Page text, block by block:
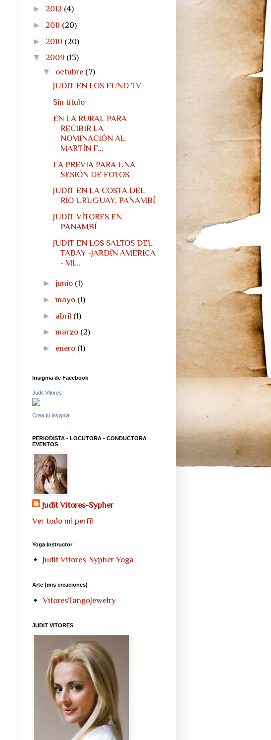
► 2012 (4)
► 2011 (20)
► 2010 (20)
▼ 2009 (13)
▼ octubre (7)
JUDIT EN LOS FUND TV
Sin título
EN LA RURAL PARA
RECIBIR LA
NOMINACIÓN AL
MARTÍN F...
LA PREVIA PARA UNA
SESIÓN DE FOTOS
JUDIT EN LA COSTA DEL
RÍO URUGUAY, PANAMBÍ
JUDIT VÍTORES EN
PANAMBÍ
JUDIT EN LOS SALTOS DEL
TABAY -JARDÍN AMÉRICA
- MI...
►junio (1)
►mayo (1)
► abril (1)
►marzo (2)
► enero (1)
Insignia de Facebook
Judit Vitores
Crea tu insignia
PERIODISTA - LOCUTORA - CONDUCTORA
EVENTOS
Judit Vitores-Sypher
Ver todo mi perfil
Yoga Instructor
Judit Vitores-Sypher Yoga
Arte (mis creaciones)
VitoresTangoJewelry
JUDIT VITORES